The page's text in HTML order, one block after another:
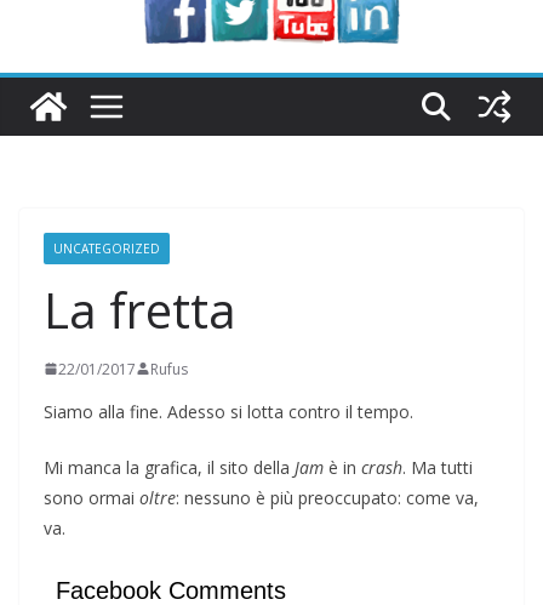
UNCATEGORIZED
La fretta
22/01/2017 Rufus
Siamo alla fine. Adesso si lotta contro il tempo.
Mi manca la grafica, il sito della Jam è in crash. Ma tutti
sono ormai oltre: nessuno è più preoccupato: come va,
va.
Facebook Comments